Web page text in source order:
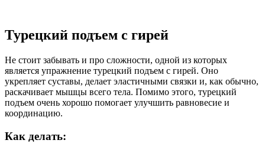
Турецкий подъем с гирей
Не стоит забывать и про сложности, одной из которых
является упражнение турецкий подъем с гирей. Оно
укрепляет суставы, делает эластичными связки и, как обычно,
раскачивает мышцы всего тела. Помимо этого, турецкий
подъем очень хорошо помогает улучшить равновесие и
координацию.
Как делать: